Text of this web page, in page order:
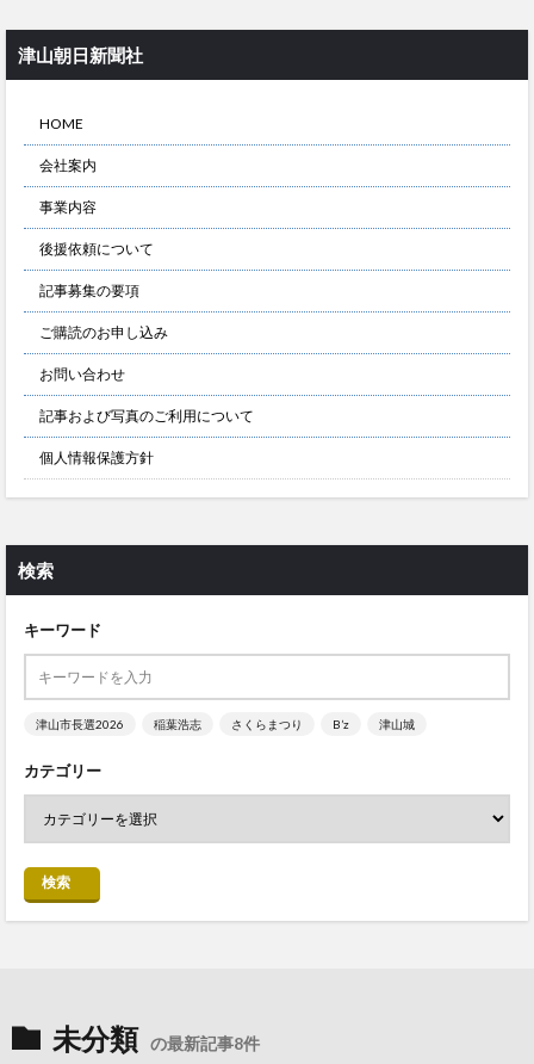
津山朝日新聞社
HOME
会社案内
事業内容
後援依頼について
記事募集の要項
ご購読のお申し込み
お問い合わせ
記事および写真のご利用について
個人情報保護方針
検索
キーワード
津山市長選2026 稲葉浩志 さくらまつり B’z 津山城
カテゴリー
検索
未分類 の最新記事8件